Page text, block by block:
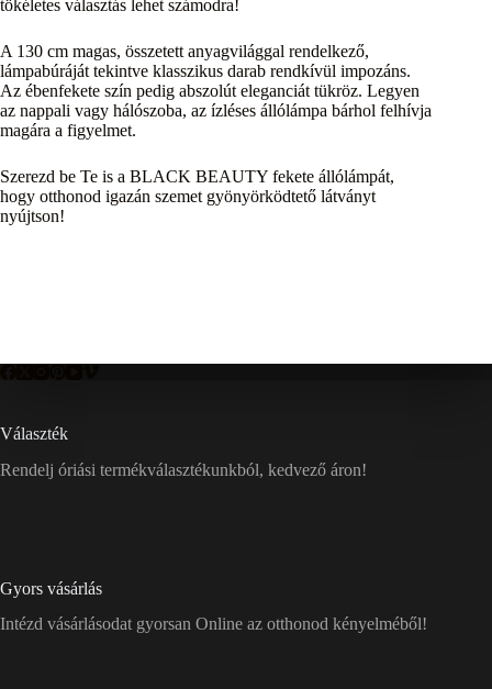
tökéletes választás lehet számodra!
A 130 cm magas, összetett anyagvilággal rendelkező,
lámpabúráját tekintve klasszikus darab rendkívül impozáns.
Az ébenfekete szín pedig abszolút eleganciát tükröz. Legyen
az nappali vagy hálószoba, az ízléses állólámpa bárhol felhívja
magára a figyelmet.
Szerezd be Te is a BLACK BEAUTY fekete állólámpát,
hogy otthonod igazán szemet gyönyörködtető látványt
nyújtson!
Választék
Rendelj óriási termékválasztékunkból, kedvező áron!
Gyors vásárlás
Intézd vásárlásodat gyorsan Online az otthonod kényelméből!